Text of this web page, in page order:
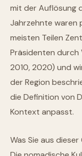
mit der Auflösung
Jahrzehnte waren
meisten Teilen
Präsidenten durch
2010, 2020) und
der Region
die Definition von
Kontext anpasst.
Was Sie aus dieser